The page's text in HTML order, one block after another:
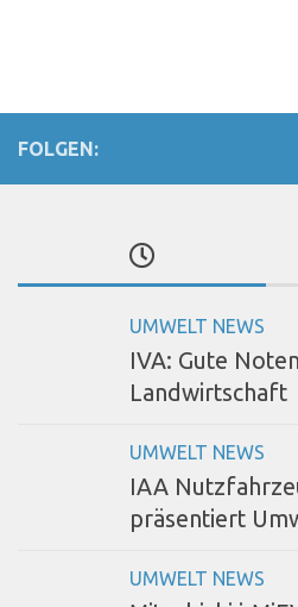
FOLGEN:
UMWELT NEWS
IVA: Gute
Landwirtschaft
UMWELT NEWS
IAA
präsentiert
UMWELT NEWS